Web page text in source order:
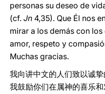
personas su deseo de
(cf. Jn 4,35). Que Él nos
mirar a los demás con
amor, respeto y
Muchas gracias.
我向讲中文的人们致以诚
我鼓励你们在属神的喜乐